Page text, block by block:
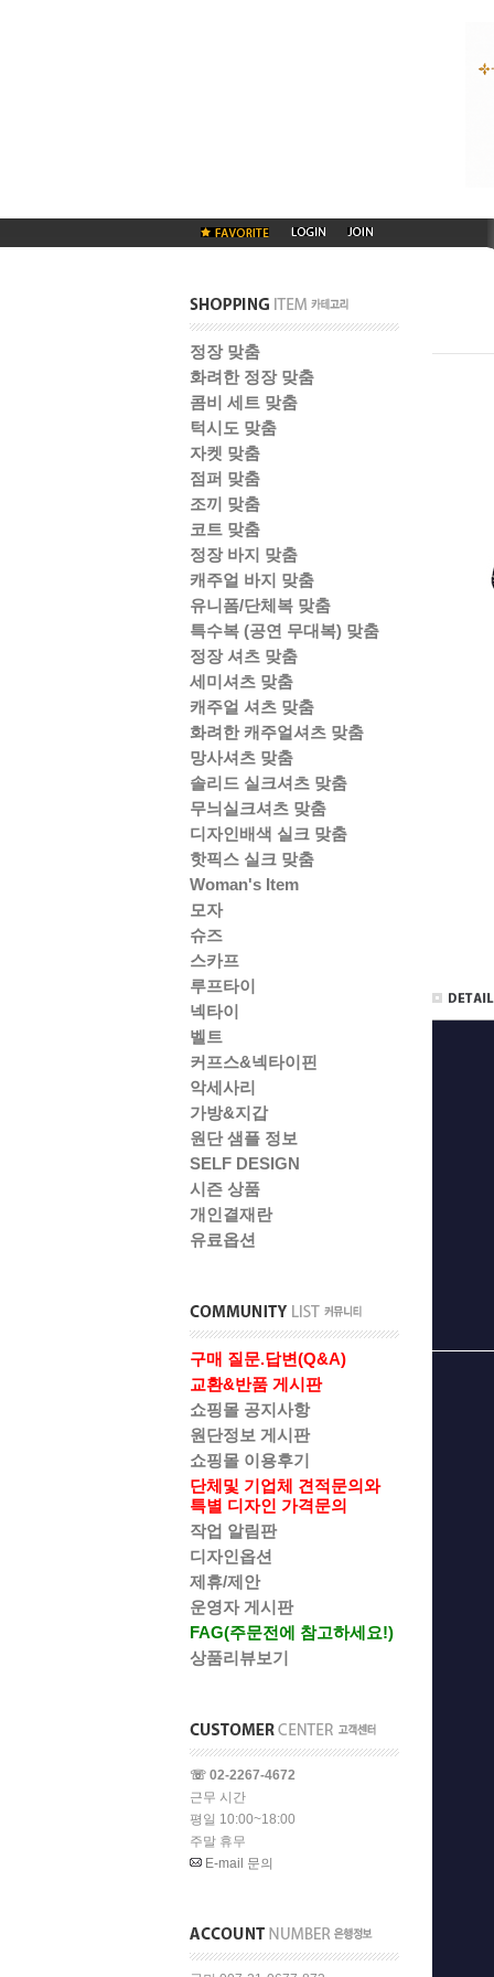
정장 맞춤
화려한 정장 맞춤
콤비 세트 맞춤
턱시도 맞춤
자켓 맞춤
점퍼 맞춤
조끼 맞춤
코트 맞춤
정장 바지 맞춤
캐주얼 바지 맞춤
유니폼/단체복 맞춤
특수복 (공연 무대복) 맞춤
정장 셔츠 맞춤
세미셔츠 맞춤
캐주얼 셔츠 맞춤
화려한 캐주얼셔츠 맞춤
망사셔츠 맞춤
솔리드 실크셔츠 맞춤
무늬실크셔츠 맞춤
디자인배색 실크 맞춤
핫픽스 실크 맞춤
Woman's Item
모자
슈즈
스카프
루프타이
넥타이
벨트
커프스&넥타이핀
악세사리
가방&지갑
원단 샘플 정보
SELF DESIGN
시즌 상품
개인결재란
유료옵션
구매 질문.답변(Q&A)
교환&반품 게시판
쇼핑몰 공지사항
원단정보 게시판
쇼핑몰 이용후기
단체및 기업체 견적문의와
특별 디자인 가격문의
작업 알림판
디자인옵션
제휴/제안
운영자 게시판
FAG(주문전에 참고하세요!)
상품리뷰보기
☏ 02-2267-4672
근무 시간
평일 10:00~18:00
주말 휴무
E-mail 문의